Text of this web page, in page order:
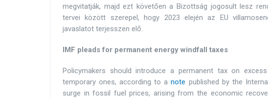
megvitatják, majd ezt követően a Bizottság jogosult lesz
tervei között szerepel, hogy 2023 elején az EU
javaslatot terjesszen elő.
IMF pleads for permanent energy windfall taxes
Policymakers should introduce a permanent tax on
temporary ones, according to anote published by the
surge in fossil fuel prices, arising from the economic